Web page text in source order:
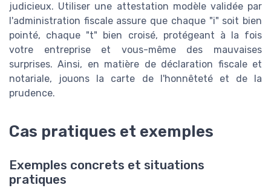
judicieux. Utiliser une attestation modèle validée par
l'administration fiscale assure que chaque "i" soit bien
pointé, chaque "t" bien croisé, protégeant à la fois
votre entreprise et vous-même des mauvaises
surprises. Ainsi, en matière de déclaration fiscale et
notariale, jouons la carte de l'honnêteté et de la
prudence.
Cas pratiques et exemples
Exemples concrets et situations
pratiques